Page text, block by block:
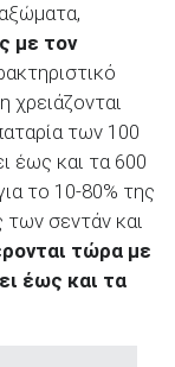
με τον
των 100
έως και τα 600
το 10-80% της
των σεντάν και
τώρα με
έως και τα